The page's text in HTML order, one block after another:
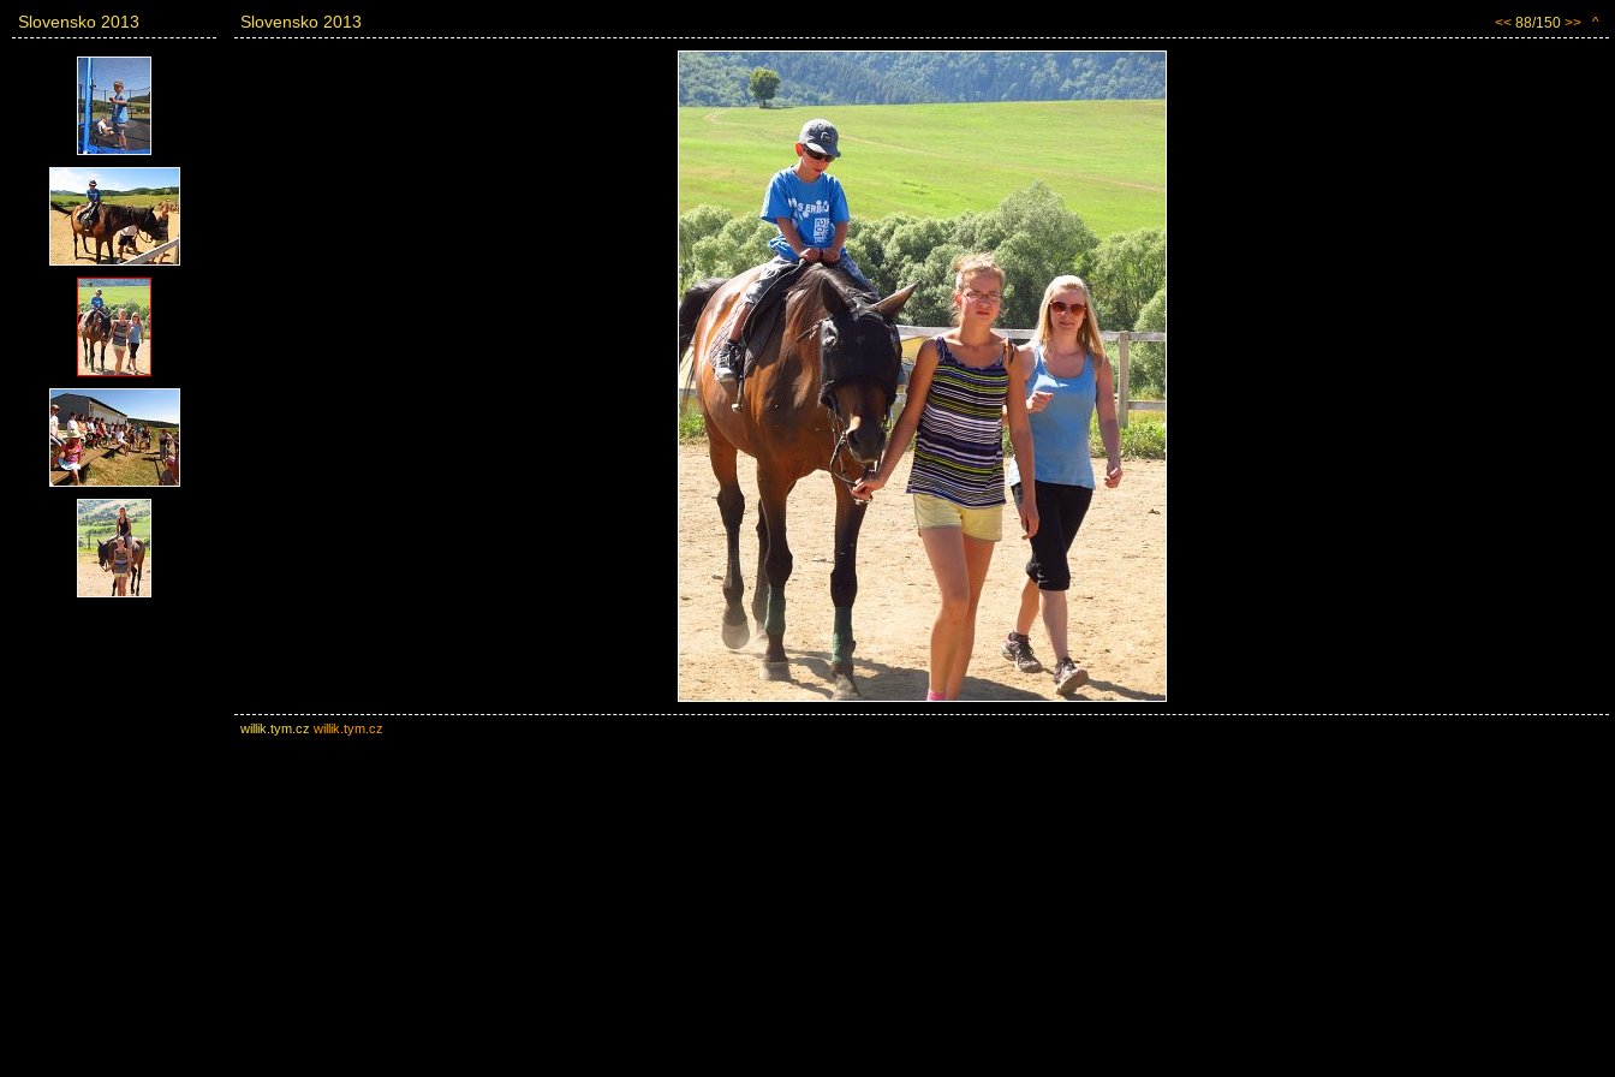
Slovensko 2013 << 88/150 >> ^
Slovensko 2013
willik.tym.cz willik.tym.cz